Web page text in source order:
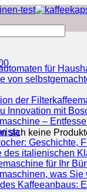
sich keine
für
von
der
Innovation mit
–
Geschichte,
des italienischen
für Ihr
was Sie
Kaffeeanbaus: